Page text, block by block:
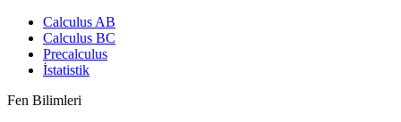
Calculus AB
Calculus BC
Precalculus
İstatistik
Fen Bilimleri